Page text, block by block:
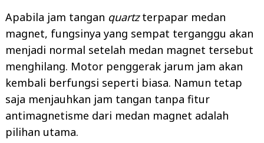
Apabila jam tangan quartzterpapar medan
magnet, fungsinya yang sempat terganggu akan
menjadi normal setelah medan magnet tersebut
menghilang. Motor penggerak jarum jam akan
kembali berfungsi seperti biasa. Namun tetap
saja menjauhkan jam tangan tanpa fitur
antimagnetisme dari medan magnet adalah
pilihan utama.